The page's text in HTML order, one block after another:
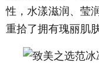
性，水漾滋润、莹
重拾了拥有瑰丽肌